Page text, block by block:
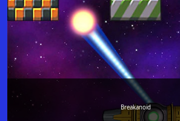
Breakanoid